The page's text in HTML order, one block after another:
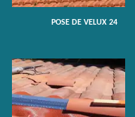
POSE DE VELUX 24